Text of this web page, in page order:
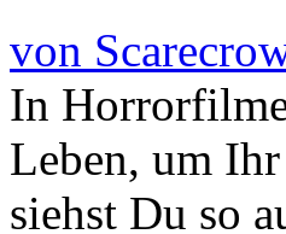
von
In
Leben, um
siehst Du so